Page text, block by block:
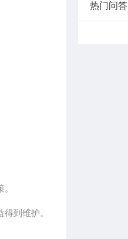
到维护。
热门问答